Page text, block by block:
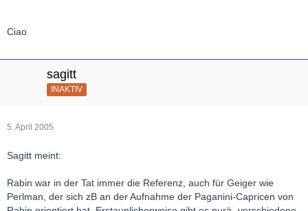
Ciao
sagitt
INAKTIV
5. April 2005
Sagitt meint:
Rabin war in der Tat immer die Referenz, auch für Geiger wie
Perlman, der sich zB an der Aufnahme der Paganini-Capricen von